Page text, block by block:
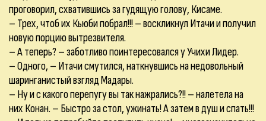
проговорил, схватившись за гудящую голову, Кисаме.
– Трех, чтоб их Кьюби побрал!!! – воскликнул Итачи и получил
новую порцию вытрезвителя.
– А теперь? – заботливо поинтересовался у Учихи Лидер.
– Одного, – Итачи смутился, наткнувшись на недовольный
шаринганистый взгляд Мадары.
– Ну и с какого перепугу вы так нажрались?!! – налетела на
них Конан. – Быстро за стол, ужинать! А затем в душ и спать!!!